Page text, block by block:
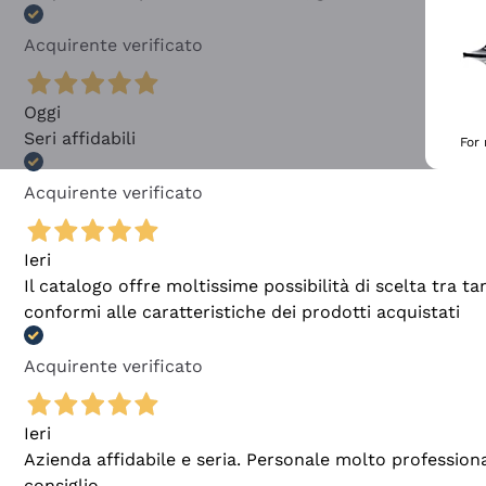
Acquirente verificato
Oggi
Seri affidabili
Acquirente verificato
Ieri
Il catalogo offre moltissime possibilità di scelta tra
conformi alle caratteristiche dei prodotti acquistati
Acquirente verificato
Ieri
Azienda affidabile e seria. Personale molto
For